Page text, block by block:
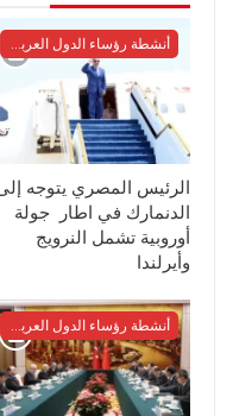
أنشطة رؤساء الدول العربية والأوربية
الرئيس المصري يتوجه
الدنمارك في اطار جولة
أوروبية تشمل النرويج
وأيرلندا
أنشطة رؤساء الدول العربية والأوربية